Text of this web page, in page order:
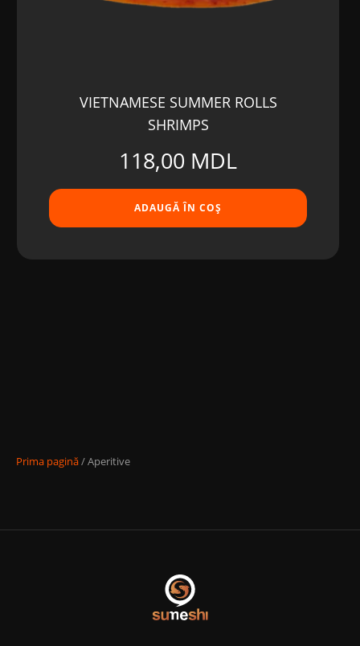
VIETNAMESE SUMMER ROLLS
SHRIMPS
118,00 MDL
ADAUGĂ ÎN COȘ
Prima pagină/ Aperitive